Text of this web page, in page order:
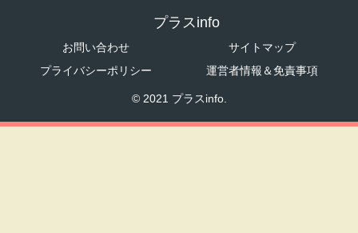
プラスinfo
お問い合わせ
サイトマップ
プライバシーポリシー
運営者情報＆免責事項
© 2021 プラスinfo.